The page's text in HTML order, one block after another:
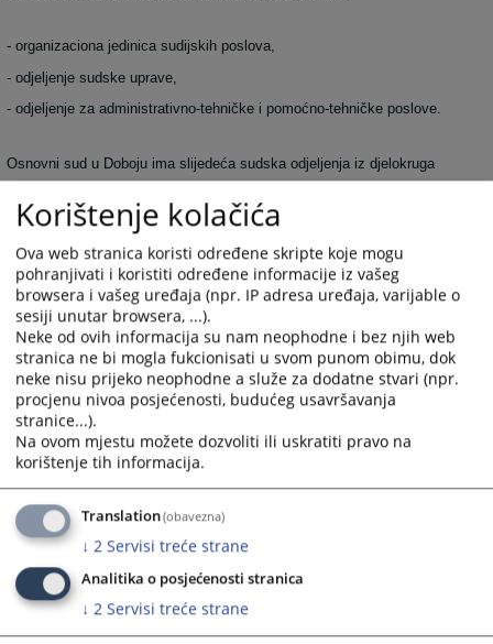
- organizaciona jedinica sudijskih poslova,
- odjeljenje sudske uprave,
- odjeljenje za administrativno-tehničke i pomoćno-tehničke poslove.
Osnovni sud u Doboju ima slijedeća sudska odjeljenja iz djelokruga
- krivično i prekršajno odjeljenje,
- maloljetničko odjeljenje,
- građansko odjeljenje.
2014PREGLEDA
Korištenje kolačića
Ova web stranica koristi određene skripte koje mogu
pohranjivati i koristiti određene informacije iz vašeg
browsera i vašeg uređaja (npr. IP adresa uređaja, varijable o
sesiji unutar browsera, ...).
Neke od ovih informacija su nam neophodne i bez njih web
stranica ne bi mogla fukcionisati u svom punom obimu, dok
neke nisu prijeko neophodne a služe za dodatne stvari (npr.
procjenu nivoa posjećenosti, budućeg usavršavanja
stranice...).
Na ovom mjestu možete dozvoliti ili uskratiti pravo na
korištenje tih informacija.
Translation(obavezna)
↓ 2 Servisi treće strane
Analitika o posjećenosti stranica
↓ 2 Servisi treće strane